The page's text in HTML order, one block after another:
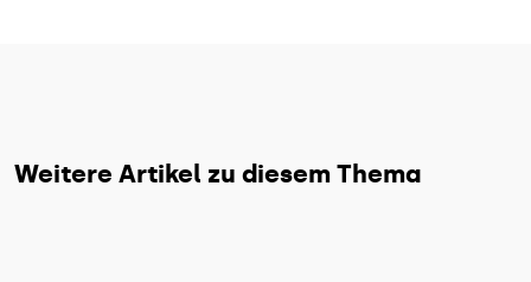
Weitere Artikel zu diesem Thema